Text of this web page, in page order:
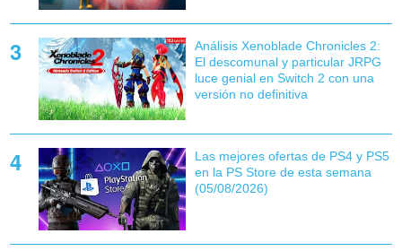
Análisis Xenoblade Chronicles 2:
El descomunal y particular JRPG
luce genial en Switch 2 con una
versión no definitiva
Las mejores ofertas de PS4 y PS5
en la PS Store de esta semana
(05/08/2026)